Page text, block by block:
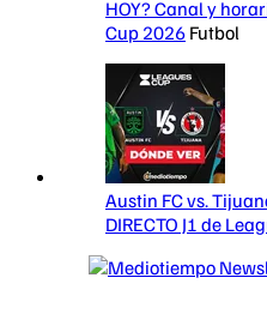
HOY? Canal y
Cup 2026 Futbol
Austin FC vs.
DIRECTO J1 de